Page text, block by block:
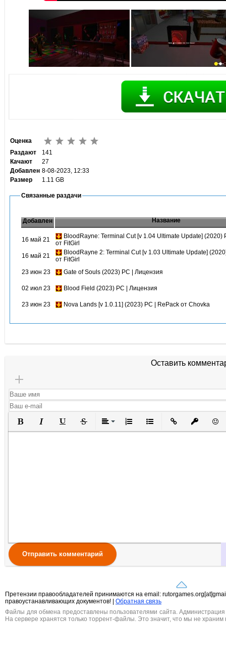
Оценка
Раздают
141
Качают
27
Добавлен 8-08-2023, 12:33
Размер
1.11 GB
Связанные раздачи
Добавлен Название
16 май 21
BloodRayne: Terminal Cut [v 1.04 Ultimate Update] (2020)
от FitGirl
16 май 21
BloodRayne 2: Terminal Cut [v 1.03 Ultimate Update]
от FitGirl
23 июн 23
Gate of Souls (2023) PC | Лицензия
02 июл 23 Blood Field (2023) PC | Лицензия
23 июн 23 Nova Lands [v 1.0.11] (2023) PC | RePack от Chovka
Оставить
Полужирный
КурсивПодчеркнутый
ЗачеркнутыйВыравнивание
Нумерованный список
Маркированный список
Вставить ссылку
Вставить
Отправить комментарий
Претензии правообладателей принимаются на email:
правоустанавливающих документов! |
Обратная связь
Файлы для обмена предоставлены пользователями сайта. Администрация
На сервере хранятся только торрент-файлы. Это значит, что мы не